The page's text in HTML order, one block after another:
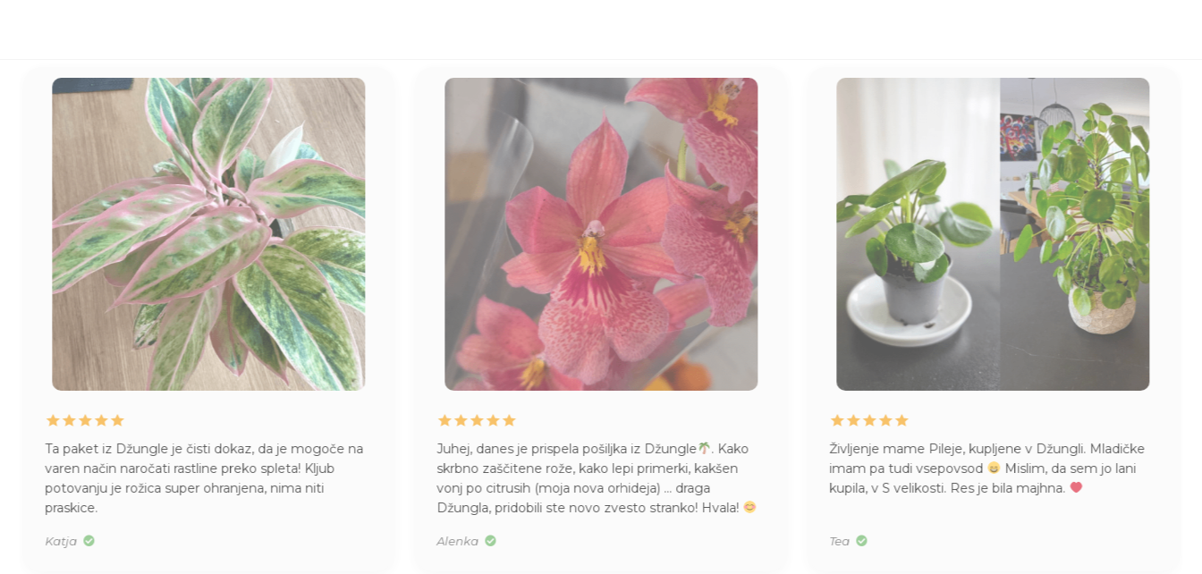
Ta paket iz Džungle je čisti dokaz, da je mogoče na
varen način naročati rastline preko spleta! Kljub
potovanju je rožica super ohranjena, nima niti
praskice.
Katja
Juhej, danes je prispela pošiljka iz Džungle
. Kako
skrbno zaščitene rože, kako lepi primerki, kakšen
vonj po citrusih (moja nova orhideja) … draga
Džungla, pridobili ste novo zvesto stranko! Hvala!
Alenka
Življenje mame Pileje, kupljene v Džungli. Mladičke
imam pa tudi vsepovsod
Mislim, da sem jo lani
kupila, v S velikosti. Res je bila majhna.
Tea